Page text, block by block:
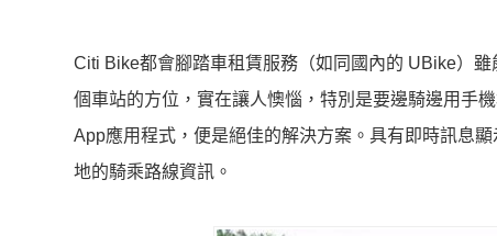
Citi Bike都會腳踏車租賃服務（如同國內的 UBike）
個車站的方位，實在讓人懊惱，特別是要邊騎邊用手
App應用程式，便是絕佳的解決方案。具有即時訊息
地的騎乘路線資訊。